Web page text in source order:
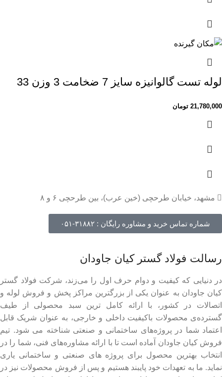
لوله تست گالوانیزه سایز 7 ضخامت 3 وزن 33
21,780,000 تومان
مشهد، خیابان طرحچی (خین عرب)، بین طرحچی ۶ و ۸
شماره تماس خرید و مشاوره رایگان : ۳۱۸۸۲-۰۵۱
رسالت فولاد گستر کیان جاودان
در دنیایی که کیفیت و دوام حرف اول را می‌زند، شرکت فولاد گستر
کیان جاودان به عنوان یکی از بزرگترین مراکز پخش و فروش لوله و
اتصالات در کشور، با ارائه کامل ترین سبد محصولی از طیف
گسترده‌‌ی محصولات باکیفیت داخلی و خارجی، به عنوان شریک قابل
اعتماد شما در پروژه‌های ساختمانی و صنعتی شناخته می شود. تیم
فروش کیان جاودان آماده است تا با ارائه مشاوره‌های فنی، شما را در
انتخاب بهترین محصول برای پروژه های صنعتی و ساختمانی یاری
نماید. ما به تعهدات خود پایبند هستیم و پس از فروش محصولات نیز در